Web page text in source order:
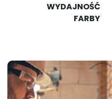
WYDAJNOŚĆ
FARBY